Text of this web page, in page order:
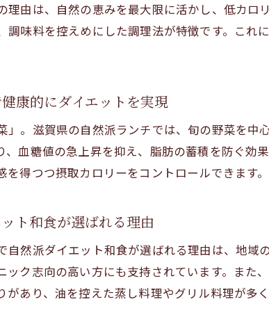
自然環境で味わうダ
草津高島のヘルシー
ダイエット中でも満
野菜ランチで感じる
食事制限中も楽しめ
オーガニックカフェ巡り
ダイエット志向の方
理由は、自然の恵みを最大限に活かし、低カ
調味料を控えめにした調理法が特徴です。こ
康的にダイエットを実現
」。滋賀県の自然派ランチでは、旬の野菜を
、血糖値の急上昇を抑え、脂肪の蓄積を防ぐ
を得つつ摂取カロリーをコントロールできます
ト和食が選ばれる理由
自然派ダイエット和食が選ばれる理由は、地
ック志向の高い方にも支持されています。ま
があり、油を控えた蒸し料理やグリル料理が多